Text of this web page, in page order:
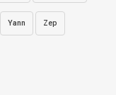
Yann Zep